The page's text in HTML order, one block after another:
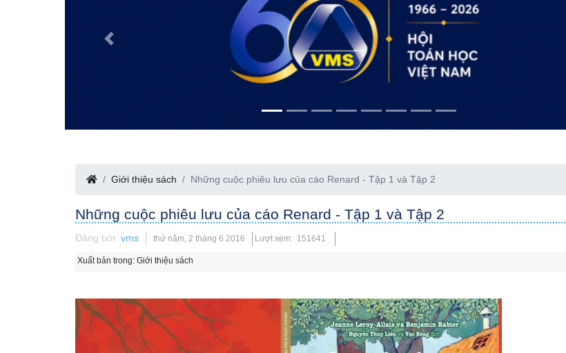
Giới thiệu sách Những cuộc phiêu lưu của cáo Renard - Tập 1 và Tập 2
Những cuộc phiêu lưu của cáo Renard - Tập 1 và Tập 2
Đăng bởivms thứ năm, 2 tháng 6 2016 Lượt xem: 151641
Xuất bản trong: Giới thiệu sách